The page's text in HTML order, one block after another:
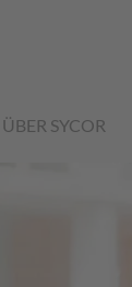
ÜBER SYCOR